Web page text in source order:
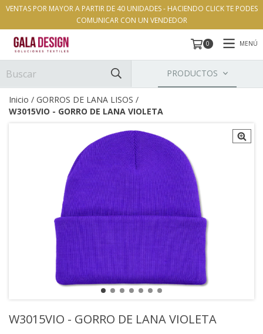
VENTAS POR MAYOR A PARTIR DE 40 UNIDADES - HACIENDO CLICK TE PODES
COMUNICAR CON UN VENDEDOR
0 MENÚ
PRODUCTOS
Inicio / GORROS DE LANA LISOS /
W3015VIO - GORRO DE LANA VIOLETA
W3015VIO - GORRO DE LANA VIOLETA